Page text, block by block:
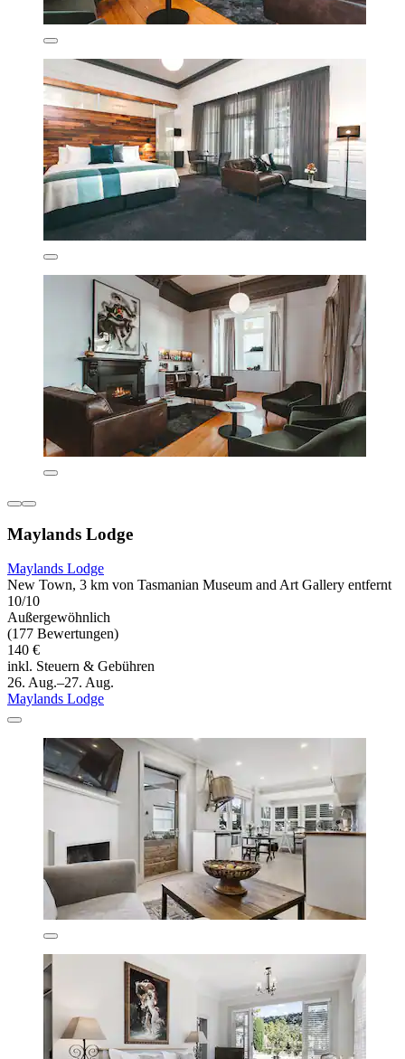
Maylands Lodge
Maylands Lodge
New Town, 3 km von Tasmanian Museum and Art Gallery entfernt
10/10
Außergewöhnlich
(177 Bewertungen)
140 €
inkl. Steuern & Gebühren
26. Aug.–27. Aug.
Maylands Lodge